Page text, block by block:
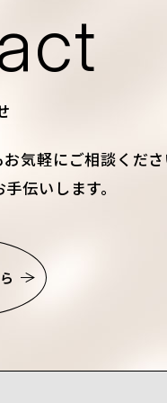
お気軽にご相談くだ
伝いします。